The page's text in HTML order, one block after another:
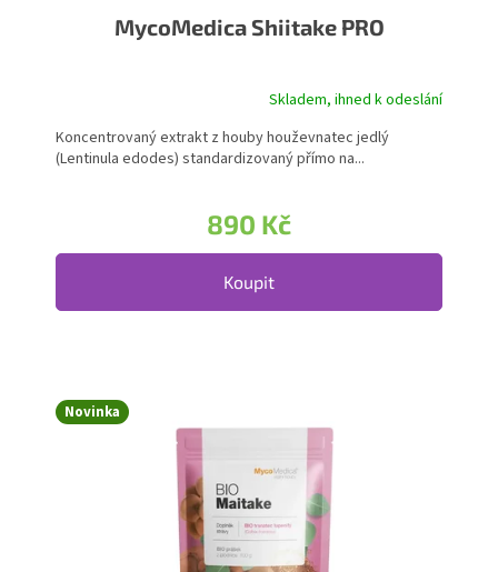
MycoMedica Shiitake PRO
Skladem, ihned k odeslání
890 Kč
Koupit
Koncentrovaný extrakt z houby houževnatec jedlý
(Lentinula edodes) standardizovaný přímo na...
Novinka